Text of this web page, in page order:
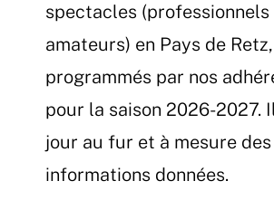
spectacles (professionnels
amateurs) en Pays de Retz,
programmés par nos
pour la saison 2026-2027.
jour au fur et à mesure des
informations données.